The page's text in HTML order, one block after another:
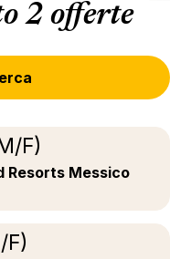
2 offerte
F)
Resorts Messico
F)